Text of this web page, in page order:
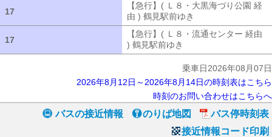
17
【急行】( Ｌ８・大黒海づり公園 経
由 ) 鶴見駅前ゆき
17
【急行】( Ｌ８・流通センター 経由
) 鶴見駅前ゆき
乗車日2026年08月07日
2026年8月12日～2026年8月14日の時刻表はこちら
時刻のお問い合わせはこちらへ
バスの接近情報 のりば地図
バス停時刻表
接近情報コード印刷